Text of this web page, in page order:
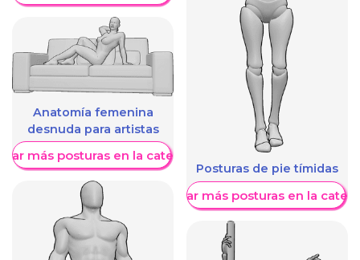
Anatomía femenina
desnuda para artistas
más posturas en la categoría
Posturas de pie tímidas
Mostrar más posturas en la